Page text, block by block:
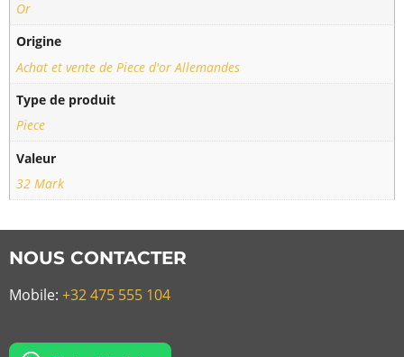
Or
Origine
Achat et vente de Piece d'or Allemandes
Type de produit
Piece
Valeur
32 Mark
NOUS CONTACTER
Mobile: +32 475 555 104